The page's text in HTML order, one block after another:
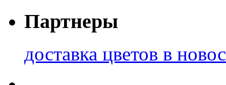
Партнеры
доставка цветов в